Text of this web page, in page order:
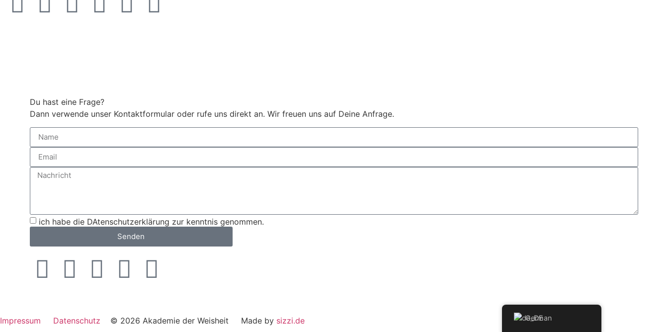
Du hast eine Frage?
Dann verwende unser Kontaktformular oder rufe uns direkt an. Wir freuen uns auf Deine Anfrage.
ich habe die DAtenschutzerklärung zur kenntnis genommen.
Senden
Impressum Datenschutz © 2026 Akademie der Weisheit Made by sizzi.de German